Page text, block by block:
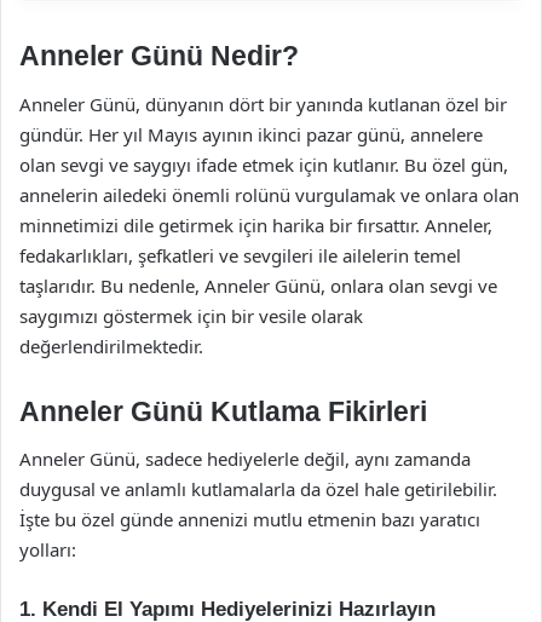
Anneler Günü Nedir?
Anneler Günü, dünyanın dört bir yanında kutlanan özel bir
gündür. Her yıl Mayıs ayının ikinci pazar günü, annelere
olan sevgi ve saygıyı ifade etmek için kutlanır. Bu özel gün,
annelerin ailedeki önemli rolünü vurgulamak ve onlara olan
minnetimizi dile getirmek için harika bir fırsattır. Anneler,
fedakarlıkları, şefkatleri ve sevgileri ile ailelerin temel
taşlarıdır. Bu nedenle, Anneler Günü, onlara olan sevgi ve
saygımızı göstermek için bir vesile olarak
değerlendirilmektedir.
Anneler Günü Kutlama Fikirleri
Anneler Günü, sadece hediyelerle değil, aynı zamanda
duygusal ve anlamlı kutlamalarla da özel hale getirilebilir.
İşte bu özel günde annenizi mutlu etmenin bazı yaratıcı
yolları:
1. Kendi El Yapımı Hediyelerinizi Hazırlayın